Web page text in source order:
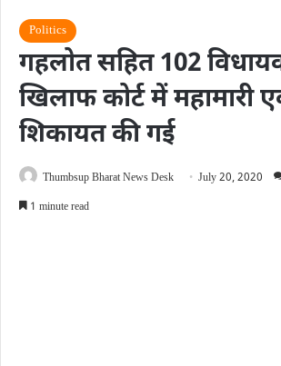
Politics
गहलोत सहित 102
खिलाफ कोर्ट में महामारी
शिकायत की गई
Thumbsup Bharat News Desk July 20, 2020
1 minute read